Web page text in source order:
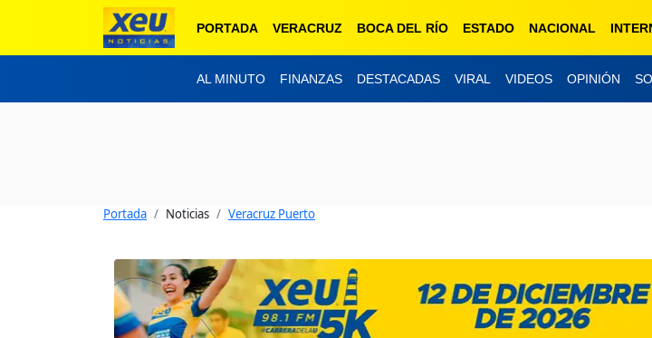
PORTADA VERACRUZ BOCA DEL RÍO ESTADO NACIONAL
AL MINUTO FINANZAS DESTACADAS VIRAL VIDEOS OPINIÓN
Portada Noticias Veracruz Puerto